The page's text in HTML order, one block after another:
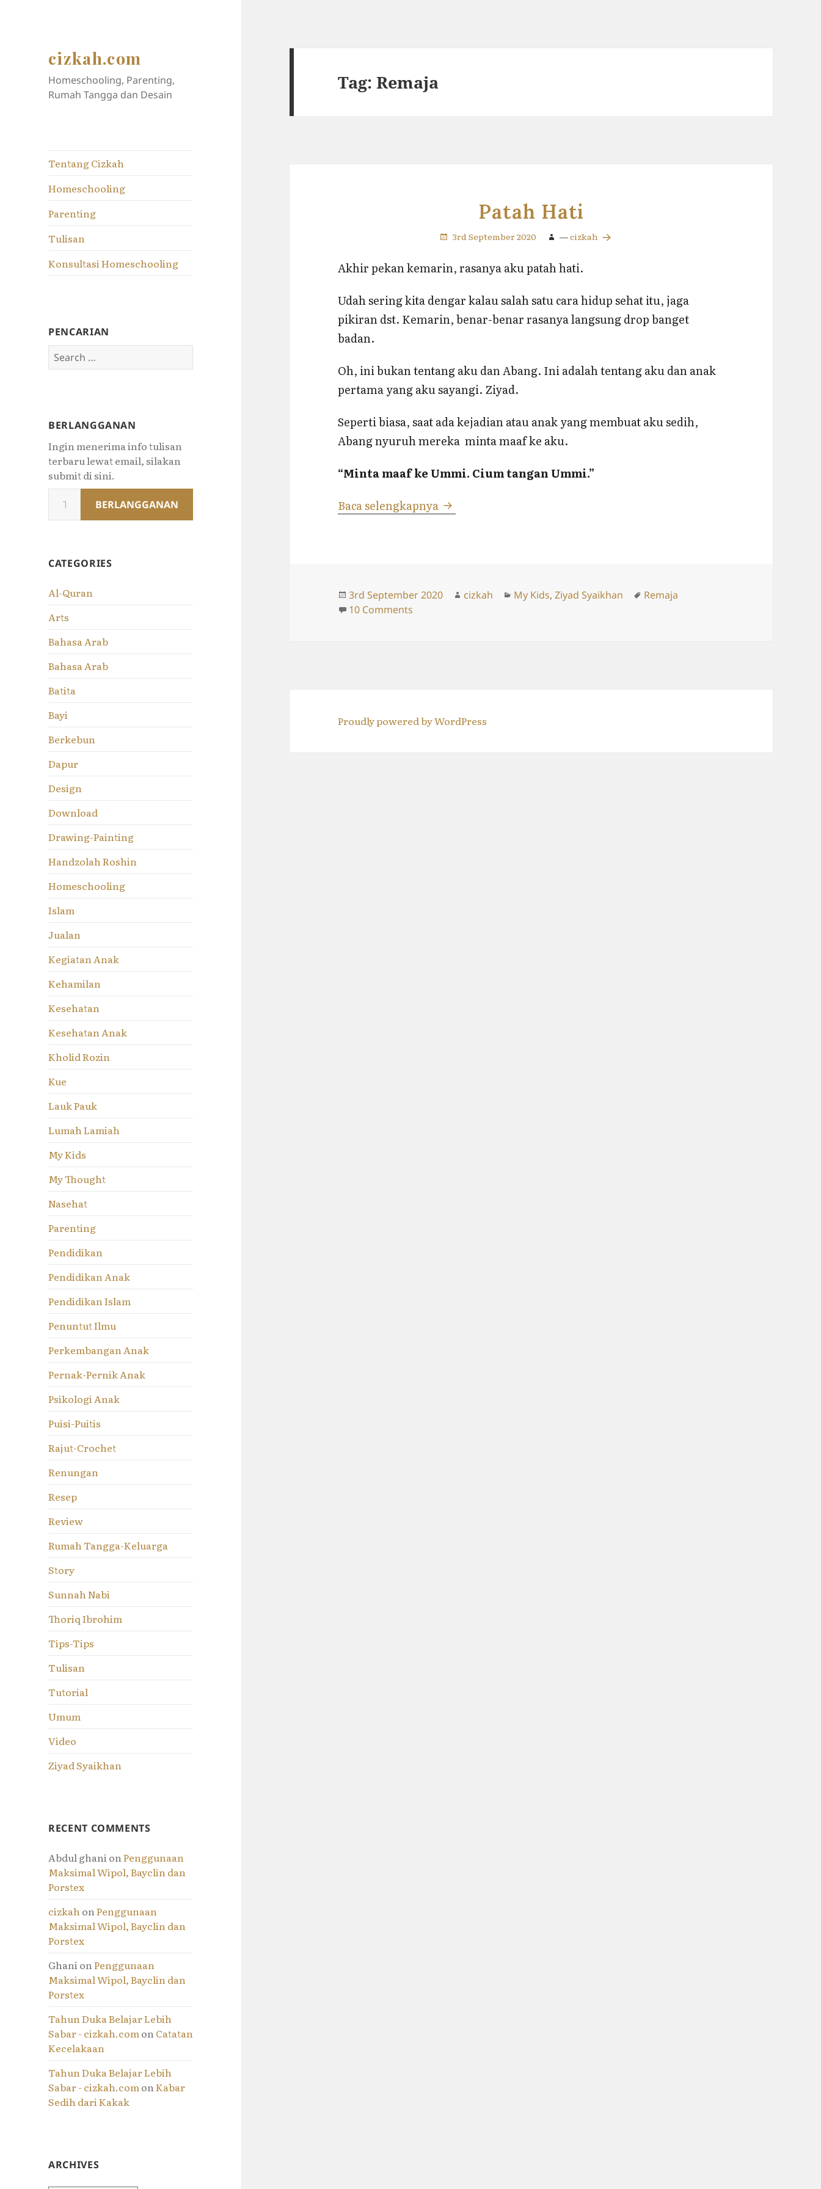
cizkah.com
Homeschooling, Parenting,
Rumah Tangga dan Desain
Tentang Cizkah
Homeschooling
Parenting
Tulisan
Konsultasi Homeschooling
PENCARIAN
Search
for:
BERLANGGANAN
Ingin menerima info tulisan
terbaru lewat email, silakan
submit di sini.
your
email…
BERLANGGANAN
CATEGORIES
Al-Quran
Arts
Bahasa Arab
Bahasa Arab
Batita
Bayi
Berkebun
Dapur
Design
Download
Drawing-Painting
Handzolah Roshin
Homeschooling
Islam
Jualan
Kegiatan Anak
Kehamilan
Kesehatan
Kesehatan Anak
Kholid Rozin
Kue
Lauk Pauk
Lumah Lamiah
My Kids
My Thought
Nasehat
Parenting
Pendidikan
Pendidikan Anak
Pendidikan Islam
Penuntut Ilmu
Perkembangan Anak
Pernak-Pernik Anak
Psikologi Anak
Puisi-Puitis
Rajut-Crochet
Renungan
Resep
Review
Rumah Tangga-Keluarga
Story
Sunnah Nabi
Thoriq Ibrohim
Tips-Tips
Tulisan
Tutorial
Umum
Video
Ziyad Syaikhan
RECENT COMMENTS
Abdul ghanionPenggunaan
Maksimal Wipol, Bayclin dan
Porstex
cizkahonPenggunaan
Maksimal Wipol, Bayclin dan
Porstex
GhanionPenggunaan
Maksimal Wipol, Bayclin dan
Porstex
Tahun Duka Belajar Lebih
Sabar - cizkah.comonCatatan
Kecelakaan
Tahun Duka Belajar Lebih
Sabar - cizkah.comonKabar
Sedih dari Kakak
ARCHIVES
Tag:Remaja
Patah Hati
3rd September 2020 —cizkah
Akhir pekan kemarin, rasanya aku patah hati.
Udah sering kita dengar kalau salah satu cara hidup sehat itu, jaga
pikiran dst. Kemarin, benar-benar rasanya langsung drop banget
badan.
Oh, ini bukan tentang aku dan Abang. Ini adalah tentang aku dan anak
pertama yang aku sayangi. Ziyad.
Seperti biasa, saat ada kejadian atau anak yang membuat aku sedih,
Abang nyuruh mereka minta maaf ke aku.
“Minta maaf ke Ummi. Cium tangan Ummi.”
Baca selengkapnya Patah Hati
Posted
on
3rd September 2020 Author
cizkah Categories
My Kids,Ziyad Syaikhan Tags
Remaja
10 Comments
Proudly powered by WordPress